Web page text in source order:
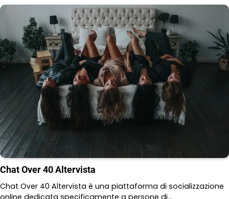
Chat Over 40 Altervista
Chat Over 40 Altervista è una piattaforma di socializzazione
online dedicata specificamente a persone di…